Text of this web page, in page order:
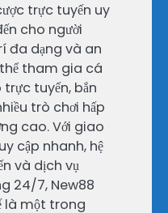
trực tuyến uy
cho người
đa dạng và an
tham gia cá
tuyến, bắn
trò chơi hấp
cao. Với giao
cập nhanh, hệ
và dịch vụ
24/7, New88
là một trong